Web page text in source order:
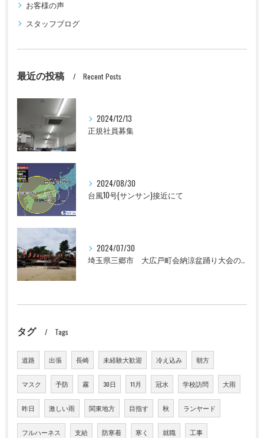
お客様の声
スタッフブログ
最近の投稿 Recent Posts
2024/12/13
正規社員募集
2024/08/30
台風10号(サンサン)接近にて
2024/07/30
埼玉県三郷市 大広戸町会納涼盆踊り大会のお知らせ 2024
タグ Tags
道路 出張 長崎 未経験大歓迎 冷え込み 朝方
マスク 予防 霧 30日 11月 冠水 学校訪問 大雨
昨日 激しい雨 関東地方 目指す 秋 ランヤード
フルハーネス 支給 防寒着 寒く 就職 工事